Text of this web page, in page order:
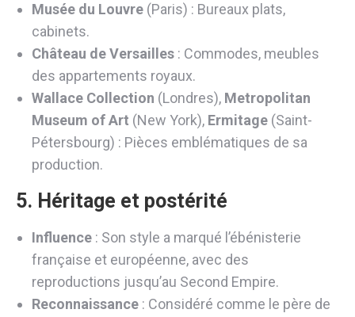
Musée du Louvre (Paris) : Bureaux plats,
cabinets.
Château de Versailles : Commodes, meubles
des appartements royaux.
Wallace Collection (Londres), Metropolitan
Museum of Art (New York), Ermitage (Saint-
Pétersbourg) : Pièces emblématiques de sa
production.
5. Héritage et postérité
Influence : Son style a marqué l’ébénisterie
française et européenne, avec des
reproductions jusqu’au Second Empire.
Reconnaissance : Considéré comme le père de